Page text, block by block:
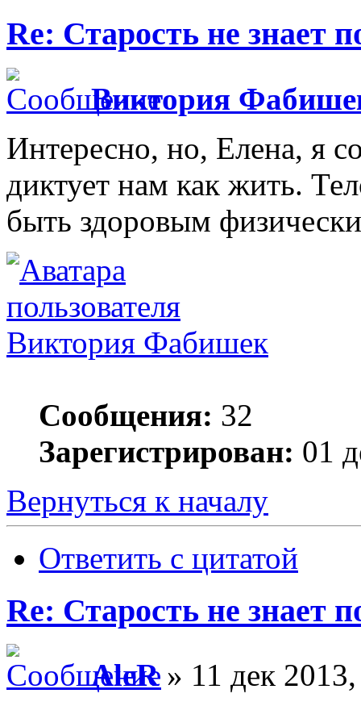
Re: Старость не знает
Виктория
Интересно, но, Елена, я
диктует нам как жить.
быть здоровым
Виктория Фабишек
Сообщения: 32
Зарегистрирован: 01
Вернуться к началу
Ответить с цитатой
Re: Старость не знает
AleR» 11 дек